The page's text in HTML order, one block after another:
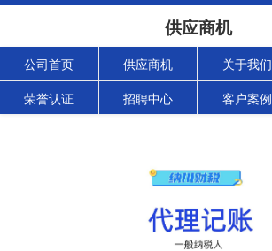
供应商机
公司首页 供应商机 关于我们
荣誉认证 招聘中心 客户案例